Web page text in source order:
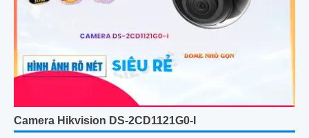
Camera Hikvision DS-2CD1121G0-I